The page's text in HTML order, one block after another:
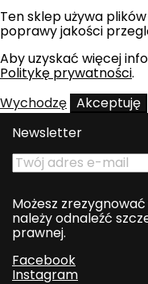
Ten sklep używa
poprawy jakości
Aby uzyskać więcej
Politykę prywatności.
Wychodzę Akceptuję
Newsletter
Możesz
należy odnaleźć
prawnej.
Facebook
Instagram